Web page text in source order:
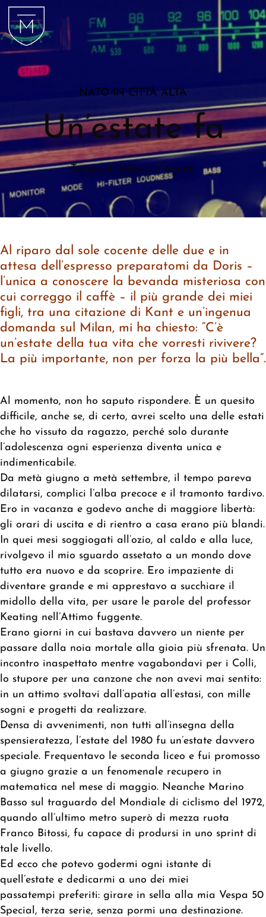
NATO IN CITTÀ ALTA
Un’estate fa
Tempo di lettura: 7 minuti
Al riparo dal sole cocente delle due e in
attesa dell’espresso preparatomi da Doris –
l’unica a conoscere la bevanda misteriosa con
cui correggo il caffè – il più grande dei miei
figli, tra una citazione di Kant e un’ingenua
domanda sul Milan, mi ha chiesto: “C’è
un’estate della tua vita che vorresti rivivere?
La più importante, non per forza la più bella”.
Al momento, non ho saputo rispondere. È un quesito
difficile, anche se, di certo, avrei scelto una delle estati
che ho vissuto da ragazzo, perché solo durante
l’adolescenza ogni esperienza diventa unica e
indimenticabile.
Da metà giugno a metà settembre, il tempo pareva
dilatarsi, complici l’alba precoce e il tramonto tardivo.
Ero in vacanza e godevo anche di maggiore libertà:
gli orari di uscita e di rientro a casa erano più blandi.
In quei mesi soggiogati all’ozio, al caldo e alla luce,
rivolgevo il mio sguardo assetato a un mondo dove
tutto era nuovo e da scoprire. Ero impaziente di
diventare grande e mi apprestavo a succhiare il
midollo della vita, per usare le parole del professor
Keating nell’Attimo fuggente.
Erano giorni in cui bastava davvero un niente per
passare dalla noia mortale alla gioia più sfrenata. Un
incontro inaspettato mentre vagabondavi per i Colli,
lo stupore per una canzone che non avevi mai sentito:
in un attimo svoltavi dall’apatia all’estasi, con mille
sogni e progetti da realizzare.
Densa di avvenimenti, non tutti all’insegna della
spensieratezza, l’estate del 1980 fu un’estate davvero
speciale. Frequentavo le seconda liceo e fui promosso
a giugno grazie a un fenomenale recupero in
matematica nel mese di maggio. Neanche Marino
Basso sul traguardo del Mondiale di ciclismo del 1972,
quando all’ultimo metro superò di mezza ruota
Franco Bitossi, fu capace di prodursi in uno sprint di
tale livello.
Ed ecco che potevo godermi ogni istante di
quell’estate e dedicarmi a uno dei miei
passatempi preferiti: girare in sella alla mia Vespa 50
Special, terza serie, senza pormi una destinazione.